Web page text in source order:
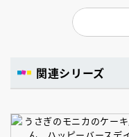
関連シリーズ